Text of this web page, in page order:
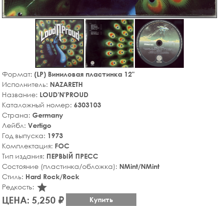
Формат: (LP) Виниловая пластинка 12"
Исполнитель: NAZARETH
Название: LOUD'N'PROUD
Каталожный номер: 6303103
Страна: Germany
Лейбл: Vertigo
Год выпуска: 1973
Комплектация: FOC
Тип издания: ПЕРВЫЙ ПРЕСС
Состояние (пластинка/обложка): NMint/NMint
Стиль: Hard Rock/Rock
Редкость: star_rate
ЦЕНА: 5,250 ₽ Купить